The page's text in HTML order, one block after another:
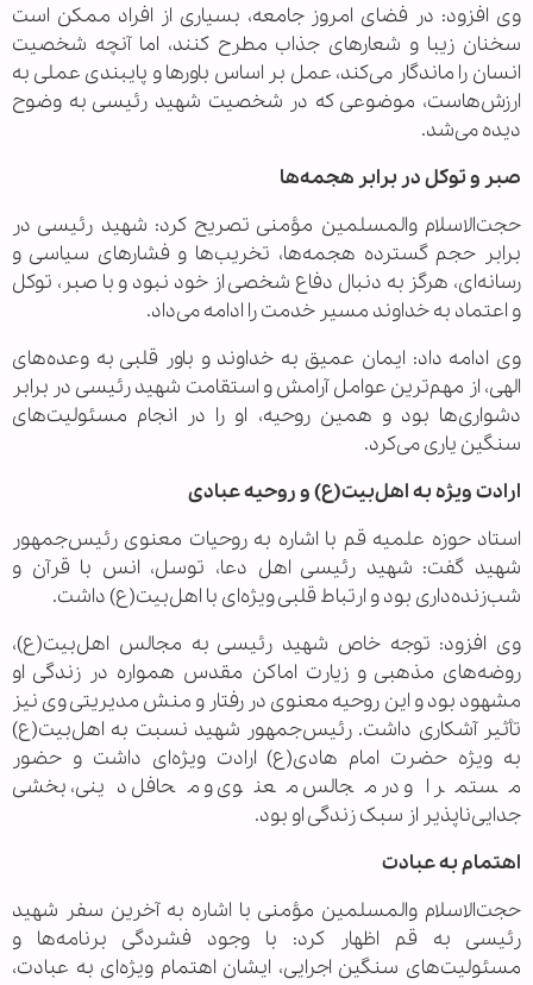
وی افزود: در فضای امروز جامعه، بسیاری از افراد ممکن است
سخنان زیبا و شعارهای جذاب مطرح کنند، اما آنچه شخصیت
انسان را ماندگار می‌کند، عمل بر اساس باورها و پایبندی عملی به
ارزش‌هاست، موضوعی که در شخصیت شهید رئیسی به وضوح
دیده می‌شد.
صبر و توکل در برابر هجمه‌ها
حجت‌الاسلام والمسلمین مؤمنی تصریح کرد: شهید رئیسی در
برابر حجم گسترده هجمه‌ها، تخریب‌ها و فشارهای سیاسی و
رسانه‌ای، هرگز به دنبال دفاع شخصی از خود نبود و با صبر، توکل
و اعتماد به خداوند مسیر خدمت را ادامه می‌داد.
وی ادامه داد: ایمان عمیق به خداوند و باور قلبی به وعده‌های
الهی، از مهم‌ترین عوامل آرامش و استقامت شهید رئیسی در برابر
دشواری‌ها بود و همین روحیه، او را در انجام مسئولیت‌های
سنگین یاری می‌کرد.
ارادت ویژه به اهل‌بیت(ع) و روحیه عبادی
استاد حوزه علمیه قم با اشاره به روحیات معنوی رئیس‌جمهور
شهید گفت: شهید رئیسی اهل دعا، توسل، انس با قرآن و
شب‌زنده‌داری بود و ارتباط قلبی ویژه‌ای با اهل‌بیت(ع) داشت.
وی افزود: توجه خاص شهید رئیسی به مجالس اهل‌بیت(ع)،
روضه‌های مذهبی و زیارت اماکن مقدس همواره در زندگی او
مشهود بود و این روحیه معنوی در رفتار و منش مدیریتی وی نیز
تأثیر آشکاری داشت. رئیس‌جمهور شهید نسبت به اهل‌بیت(ع)
به ویژه حضرت امام هادی(ع) ارادت ویژه‌ای داشت و حضور
مستمر او در مجالس معنوی و محافل دینی، بخشی
جدایی‌ناپذیر از سبک زندگی او بود.
اهتمام به عبادت
حجت‌الاسلام والمسلمین مؤمنی با اشاره به آخرین سفر شهید
رئیسی به قم اظهار کرد: با وجود فشردگی برنامه‌ها و
مسئولیت‌های سنگین اجرایی، ایشان اهتمام ویژه‌ای به عبادت،